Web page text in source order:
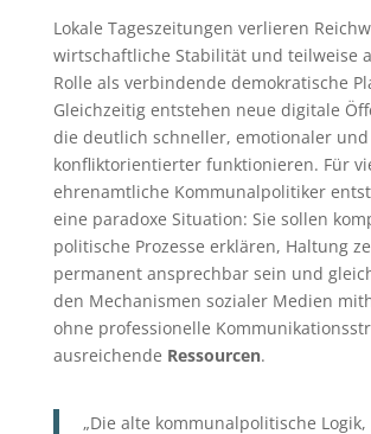
Lokale Tageszeitungen verlieren
wirtschaftliche Stabilität und teilweise
Rolle als verbindende demokratische
Gleichzeitig entstehen neue digitale
die deutlich schneller, emotionaler und
konfliktorientierter funktionieren. Für
ehrenamtliche Kommunalpolitiker
eine paradoxe Situation: Sie sollen
politische Prozesse erklären, Haltung
permanent ansprechbar sein und
den Mechanismen sozialer Medien
ohne professionelle
ausreichende Ressourcen.
„Die alte kommunalpolitische